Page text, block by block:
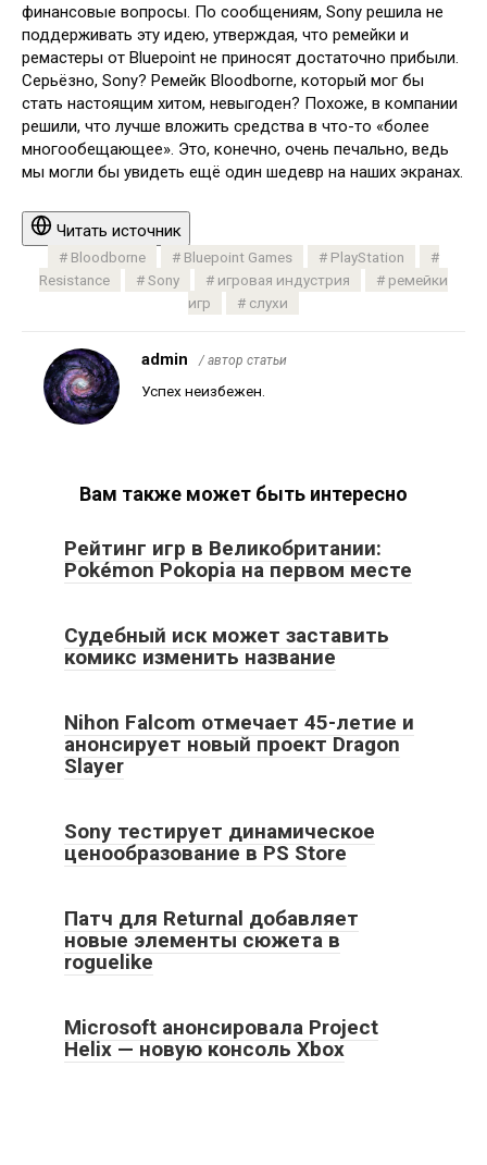
финансовые вопросы. По сообщениям, Sony решила не
поддерживать эту идею, утверждая, что ремейки и
ремастеры от Bluepoint не приносят достаточно прибыли.
Серьёзно, Sony? Ремейк Bloodborne, который мог бы
стать настоящим хитом, невыгоден? Похоже, в компании
решили, что лучше вложить средства в что-то «более
многообещающее». Это, конечно, очень печально, ведь
мы могли бы увидеть ещё один шедевр на наших экранах.
Читать источник
Bloodborne Bluepoint Games
PlayStation
Resistance
Sony игровая индустрия
ремейки
игр
слухи
admin / автор статьи
Успех неизбежен.
Вам также может быть интересно
Рейтинг игр в Великобритании:
Pokémon Pokopia на первом месте
Судебный иск может заставить
комикс изменить название
Nihon Falcom отмечает 45-летие и
анонсирует новый проект Dragon
Slayer
Sony тестирует динамическое
ценообразование в PS Store
Патч для Returnal добавляет
новые элементы сюжета в
roguelike
Microsoft анонсировала Project
Helix — новую консоль Xbox